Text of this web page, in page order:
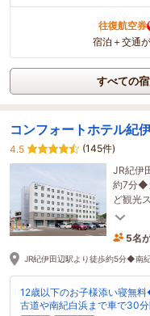
往復航空券
宿泊＋交通
すべての
コンフォートホテル紀
4.5
(145件)
JR紀伊
約7分◆
ど観光
で添い
5名
26
JR紀伊田辺駅より徒歩約5分◆南
12歳以下のお子様添い寝無
古道や南紀白浜まで車で30